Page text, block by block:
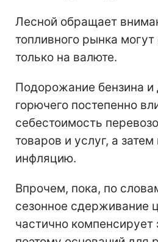
Лесной обращает
топливного рынка могут
только на валюте.
Подорожание бензина и
горючего постепенно
себестоимость
товаров и услуг, а
инфляцию.
Впрочем, пока, по
сезонное сдерживание
частично компенсирует